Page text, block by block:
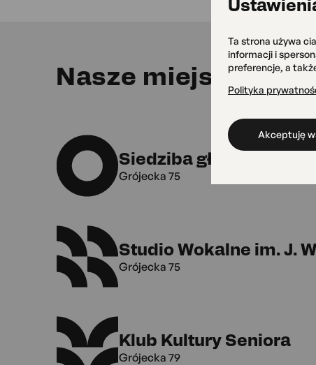
Ta strona używa
informacji i
preferencje, a
Polityka
Akceptuję
Nasze miejsca
Siedziba główna OKO
Grójecka 75
Studio Wokalne im. J.
Grójecka 75
Klub Kultury Seniora
Grójecka 79